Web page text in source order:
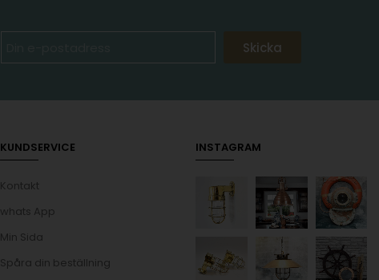
Skicka
KUNDSERVICE
Kontakt
whats App
Min Sida
Spåra din beställning
INSTAGRAM